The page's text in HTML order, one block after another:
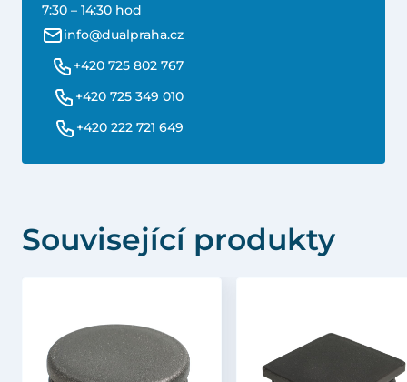
7:30 – 14:30 hod
info@dualpraha.cz
+420 725 802 767
+420 725 349 010
+420 222 721 649
Související produkty